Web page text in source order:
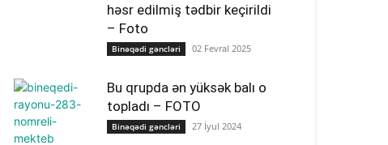
həsr edilmiş tədbir keçirildi
– Foto
Binəqədi gəncləri 02 Fevral 2025
Bu qrupda ən yüksək balı o
topladı – FOTO
Binəqədi gəncləri 27 İyul 2024